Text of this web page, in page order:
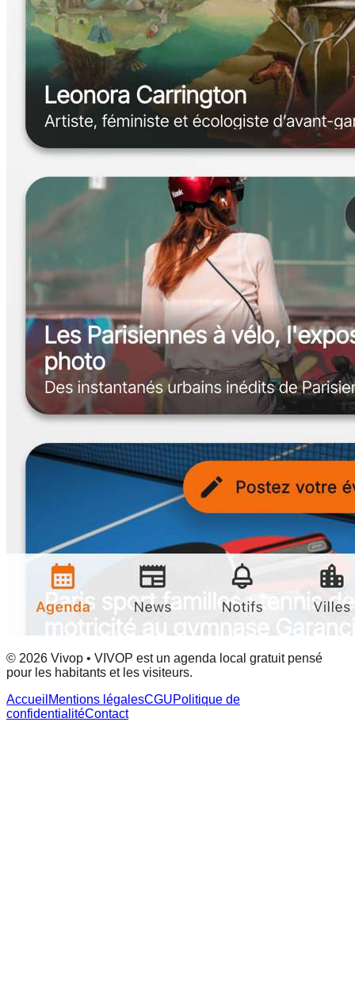
© 2026 Vivop • VIVOP est un agenda local gratuit pensé
pour les habitants et les visiteurs.
Accueil Mentions légalesCGUPolitique de
confidentialitéContact